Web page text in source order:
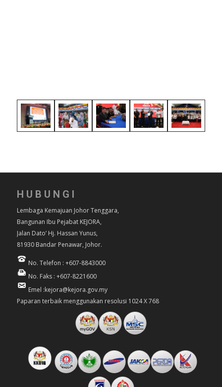
HUBUNGI
Lembaga Kemajuan Johor Tenggara,
Bangunan Ibu Pejabat KEJORA,
Jalan Dato’ Hj. Hassan Yunus,
81930 Bandar Penawar, Johor.
No. Telefon : +607-8843000
No. Faks : +607-8221600
Emel :kejora@kejora.gov.my
Paparan terbaik menggunakan resolusi 1024 X 768